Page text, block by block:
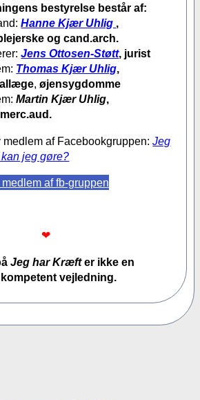
bestyrelse består af:
Hanne Kjær Uhlig ,
og cand.arch.
Jens Ottosen-Støtt, jurist
Thomas Kjær Uhlig,
,øjensygdomme
Martin Kjær Uhlig,
medlem af Facebookgruppen:Jeg
jeg gøre?
af fb-gruppen
❤
Jeg har Kræfter ikke en
vejledning.